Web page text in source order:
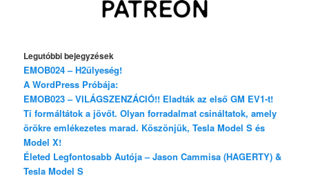
Legutóbbi bejegyzések
EMOB024 – H2ülyeség!
A WordPress Próbája:
EMOB023 – VILÁGSZENZÁCIÓ!! Eladták az első GM EV1-t!
Ti formáltátok a jövőt. Olyan forradalmat csináltatok, amely
örökre emlékezetes marad. Köszönjük, Tesla Model S és
Model X!
Életed Legfontosabb Autója – Jason Cammisa (HAGERTY) &
Tesla Model S